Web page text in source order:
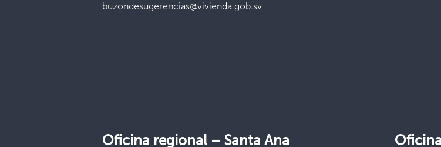
buzondesugerencias@vivienda.gob.sv
Oficina regional –Santa Ana